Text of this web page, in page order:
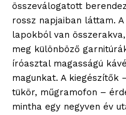
összeválogatott
rossz napjaiban láttam.
lapokból van
meg különböző
íróasztal magasságú
magunkat. A kiegészítők
tükör, műgramofon –
mintha egy negyven év